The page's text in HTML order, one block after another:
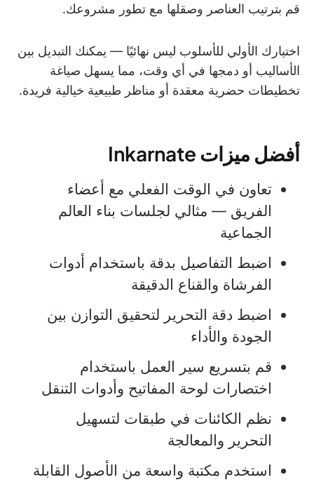
قم بترتيب العناصر وصقلها مع تطور مشروعك.
اختيارك الأولي للأسلوب ليس نهائيًا — يمكنك التبديل بين
الأساليب أو دمجها في أي وقت، مما يسهل صياغة
تخطيطات حضرية معقدة أو مناظر طبيعية خيالية فريدة.
أفضل ميزات Inkarnate
تعاون في الوقت الفعلي مع أعضاء
الفريق — مثالي لجلسات بناء العالم
الجماعية
اضبط التفاصيل بدقة باستخدام أدوات
الفرشاة والقناع الدقيقة
اضبط دقة التحرير لتحقيق التوازن بين
الجودة والأداء
قم بتسريع سير العمل باستخدام
اختصارات لوحة المفاتيح وأدوات التنقل
نظم الكائنات في طبقات لتسهيل
التحرير والمعالجة
استخدم مكتبة واسعة من الأصول القابلة